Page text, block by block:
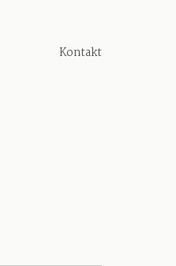
Kontakt